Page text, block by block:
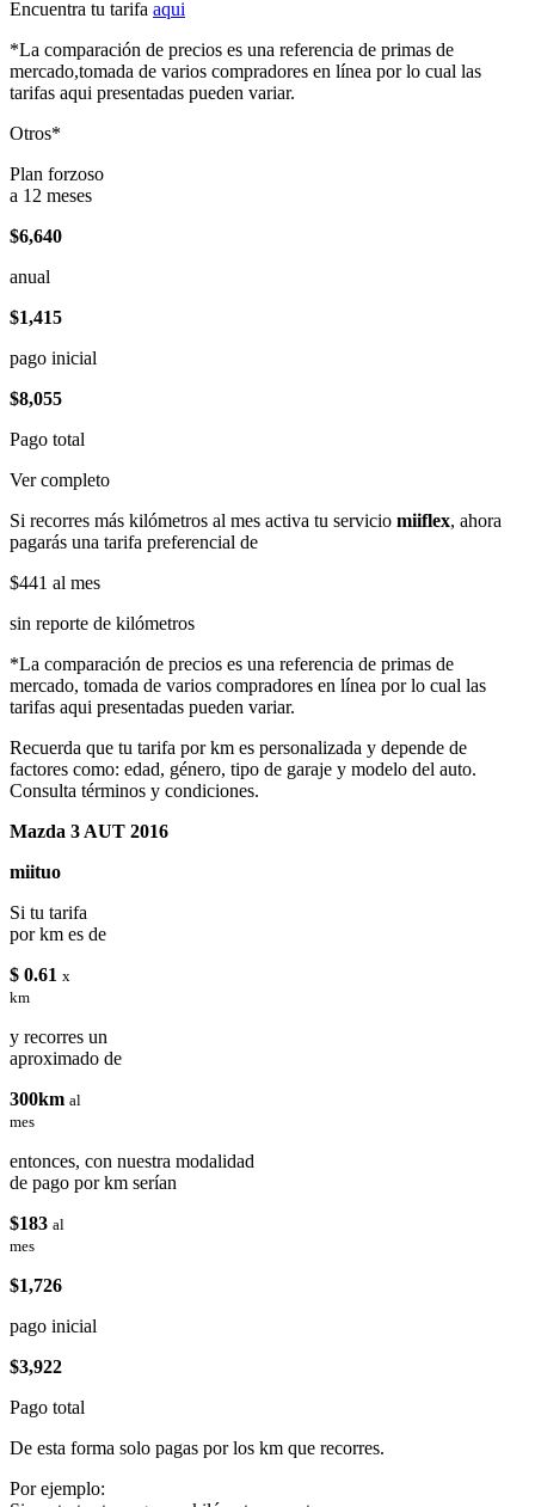
Encuentra tu tarifa aqui
*La comparación de precios es una referencia de primas de
mercado,tomada de varios compradores en línea por lo cual las
tarifas aqui presentadas pueden variar.
Otros*
Plan forzoso
a 12 meses
$6,640
anual
$1,415
pago inicial
$8,055
Pago total
Ver completo
Si recorres más kilómetros al mes activa tu servicio miiflex, ahora
pagarás una tarifa preferencial de
$441 al mes
sin reporte de kilómetros
*La comparación de precios es una referencia de primas de
mercado, tomada de varios compradores en línea por lo cual las
tarifas aqui presentadas pueden variar.
Recuerda que tu tarifa por km es personalizada y depende de
factores como: edad, género, tipo de garaje y modelo del auto.
Consulta términos y condiciones.
Mazda 3 AUT 2016
miituo
Si tu tarifa
por km es de
$ 0.61 x
km
y recorres un
aproximado de
300km al
mes
entonces, con nuestra modalidad
de pago por km serían
$183 al
mes
$1,726
pago inicial
$3,922
Pago total
De esta forma solo pagas por los km que recorres.
Por ejemplo: